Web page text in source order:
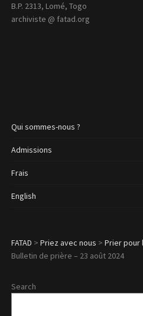
B.P. 2313, Lomé, Togo
archiviste @ fatad.org
Qui sommes-nous ?
Admissions
Frais
English
FATAD > Priez avec nous > Prier pour
Bulletin de prière – 23 août 2024
Search